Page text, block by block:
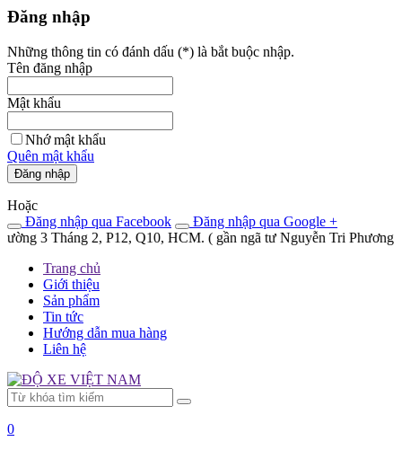
Đăng nhập
Những thông tin có đánh dấu (*) là bắt buộc nhập.
Tên đăng nhập
Mật khẩu
Nhớ mật khẩu
Quên mật khẩu
Đăng nhập
Hoặc
Đăng nhập qua Facebook
Đăng nhập qua Google +
3 Tháng 2, P12, Q10, HCM. ( gần ngã tư Nguyễn Tri Phương và 3
Trang chủ
Giới thiệu
Sản phẩm
Tin tức
Hướng dẫn mua hàng
Liên hệ
0